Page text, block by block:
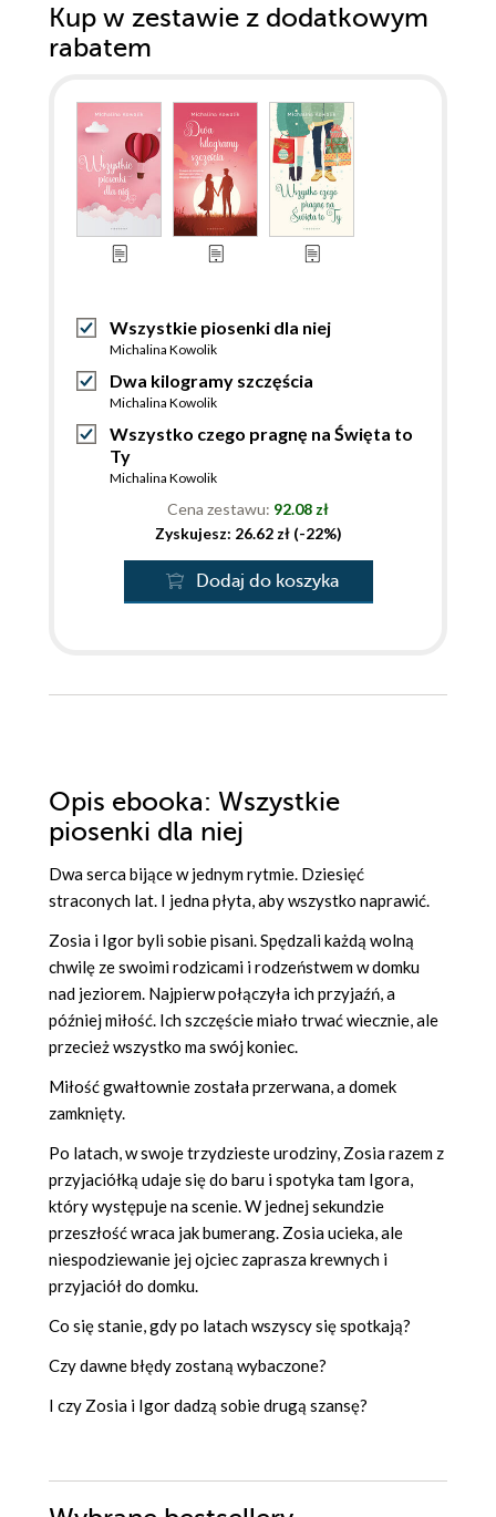
Kup w zestawie z dodatkowym
rabatem
Wszystkie piosenki dla niej
Michalina Kowolik
Dwa kilogramy szczęścia
Michalina Kowolik
Wszystko czego pragnę na Święta to
Ty
Michalina Kowolik
Cena zestawu: 92.08 zł
Zyskujesz: 26.62 zł (-22%)
Dodaj do koszyka
Opis ebooka: Wszystkie
piosenki dla niej
Dwa serca bijące w jednym rytmie. Dziesięć
straconych lat. I jedna płyta, aby wszystko naprawić.
Zosia i Igor byli sobie pisani. Spędzali każdą wolną
chwilę ze swoimi rodzicami i rodzeństwem w domku
nad jeziorem. Najpierw połączyła ich przyjaźń, a
później miłość. Ich szczęście miało trwać wiecznie, ale
przecież wszystko ma swój koniec.
Miłość gwałtownie została przerwana, a domek
zamknięty.
Po latach, w swoje trzydzieste urodziny, Zosia razem z
przyjaciółką udaje się do baru i spotyka tam Igora,
który występuje na scenie. W jednej sekundzie
przeszłość wraca jak bumerang. Zosia ucieka, ale
niespodziewanie jej ojciec zaprasza krewnych i
przyjaciół do domku.
Co się stanie, gdy po latach wszyscy się spotkają?
Czy dawne błędy zostaną wybaczone?
I czy Zosia i Igor dadzą sobie drugą szansę?